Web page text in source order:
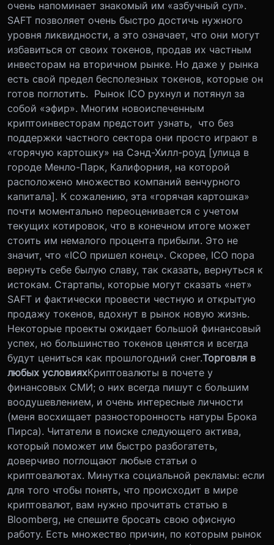
очень напоминает знакомый им «азбучный суп».
SAFT позволяет очень быстро достичь нужного
уровня ликвидности, а это означает, что они могут
избавиться от своих токенов, продав их частным
инвесторам на вторичном рынке. Но даже у рынка
есть свой предел бесполезных токенов, которые он
готов поглотить. Рынок ICO рухнул и потянул за
собой «эфир». Многим новоиспеченным
криптоинвесторам предстоит узнать, что без
поддержки частного сектора они просто играют в
«горячую картошку» на Сэнд-Хилл-роуд [улица в
городе Менло-Парк, Калифорния, на которой
расположено множество компаний венчурного
капитала]. К сожалению, эта «горячая картошка»
почти моментально переоценивается с учетом
текущих котировок, что в конечном итоге может
стоить им немалого процента прибыли. Это не
значит, что «ICO пришел конец». Скорее, ICO пора
вернуть себе былую славу, так сказать, вернуться к
истокам. Стартапы, которые могут сказать «нет»
SAFT и фактически провести честную и открытую
продажу токенов, вдохнут в рынок новую жизнь.
Некоторые проекты ожидает большой финансовый
успех, но большинство токенов ценятся и всегда
будут цениться как прошлогодний снег.Торговля в
любых условияхКриптовалюты в почете у
финансовых СМИ; о них всегда пишут с большим
воодушевлением, и очень интересные личности
(меня восхищает разносторонность натуры Брока
Пирса). Читатели в поиске следующего актива,
который поможет им быстро разбогатеть,
доверчиво поглощают любые статьи о
криптовалютах. Минутка социальной рекламы: если
для того чтобы понять, что происходит в мире
криптовалют, вам нужно прочитать статью в
Bloomberg, не спешите бросать свою офисную
работу. Есть множество причин, по которым рынок